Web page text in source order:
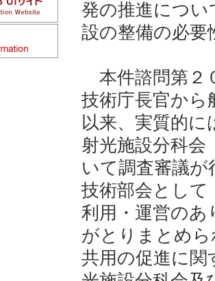
発の推進につい
設の整備の必要
本件諮問第２
技術庁長官から
以来、実質的に
射光施設分科会
いて調査審議が
技術部会として
利用・運営のあ
がとりまとめ
共用の促進に関